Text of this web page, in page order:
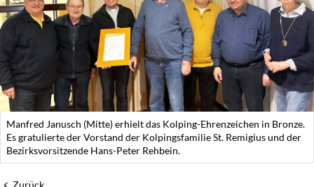
Manfred Janusch (Mitte) erhielt das Kolping-Ehrenzeichen in Bronze.
Es gratulierte der Vorstand der Kolpingsfamilie St. Remigius und der
Bezirksvorsitzende Hans-Peter Rehbein.